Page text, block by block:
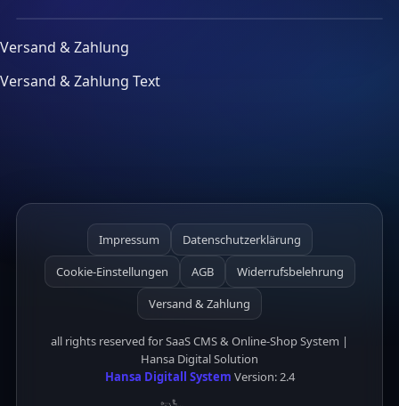
Versand & Zahlung
Versand & Zahlung Text
Impressum
Datenschutzerklärung
Cookie-Einstellungen
AGB
Widerrufsbelehrung
Versand & Zahlung
all rights reserved for SaaS CMS & Online-Shop System |
Hansa Digital Solution
Hansa Digitall System Version: 2.4